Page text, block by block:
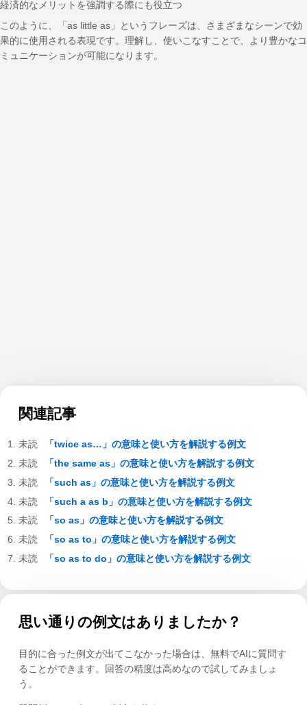
経済的なメリットを強調する際にも役立つ
このように、「as little as」というフレーズは、さまざまなシーンで効
果的に使用される表現です。理解し、使いこなすことで、より豊かなコ
ミュニケーションが可能になります。
関連記事
「twice as…」の意味と使い方を解説する例文
「the same as」の意味と使い方を解説する例文
「such as」の意味と使い方を解説する例文
「such a as b」の意味と使い方を解説する例文
「so as」の意味と使い方を解説する例文
「so as to」の意味と使い方を解説する例文
「so as to do」の意味と使い方を解説する例文
思い通りの例文はありましたか？
目的に合った例文が出てこなかった場合は、無料でAIに質問す
ることができます。回答の精度は高めなので試してみましょ
う。